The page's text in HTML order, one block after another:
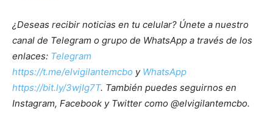
¿Deseas recibir noticias en tu celular? Únete a nuestro
canal de Telegram o grupo de WhatsApp a través de los
enlaces: Telegram
https://t.me/elvigilantemcbo y WhatsApp
https://bit.ly/3wjIg7T. También puedes seguirnos en
Instagram, Facebook y Twitter como @elvigilantemcbo.